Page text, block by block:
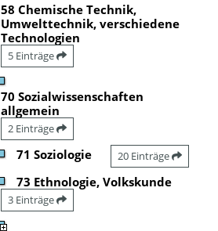
58 Chemische Technik,
Umwelttechnik, verschiedene
Technologien
5 Einträge
70 Sozialwissenschaften
allgemein
2 Einträge
71 Soziologie 20 Einträge
73 Ethnologie, Volkskunde
3 Einträge